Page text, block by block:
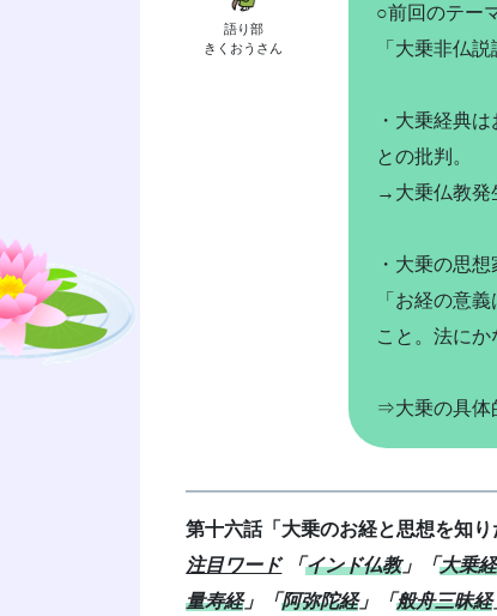
語り部
きくおうさん
○前回のテー
「大乗非仏
・大乗経典
との批判。
→大乗仏教発
・大乗の思
「お経の意
こと。法にか
⇒大乗の具体
第十六話「大乗のお経と思想を知り
注目ワード「インド仏教」「大乗
量寿経」 「阿弥陀経」 「般舟三昧経